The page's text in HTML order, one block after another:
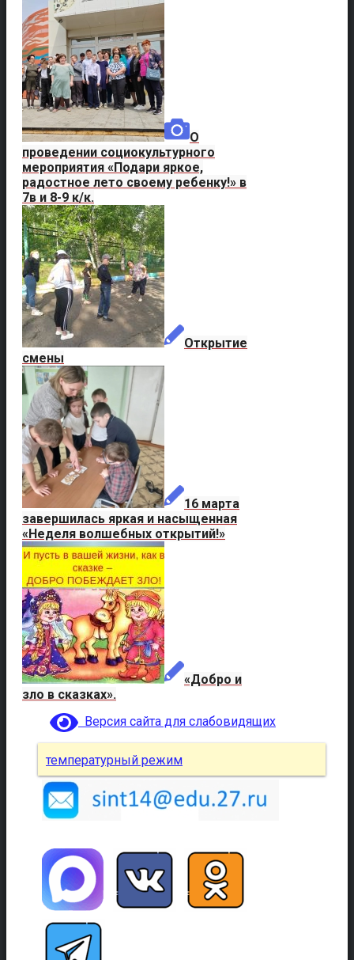
О
проведении социокультурного
мероприятия «Подари яркое,
радостное лето своему ребенку!» в
7в и 8-9 к/к.
Открытие
смены
16 марта
завершилась яркая и насыщенная
«Неделя волшебных открытий!»
«Добро и
зло в сказках».
Версия сайта для слабовидящих
температурный режим